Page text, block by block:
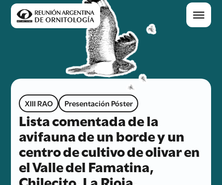
XIII RAO Presentación Póster
Lista comentada de la
avifauna de un borde y un
centro de cultivo de olivar en
el Valle del Famatina,
Chilecito, La Rioja,